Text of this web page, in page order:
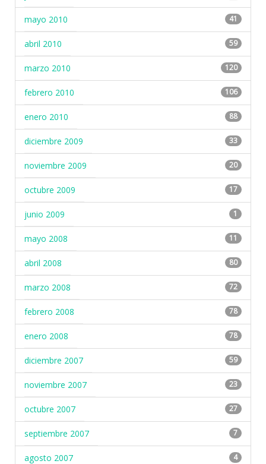
mayo 2010 41
abril 2010 59
marzo 2010 120
febrero 2010 106
enero 2010 88
diciembre 2009 33
noviembre 2009 20
octubre 2009 17
junio 2009 1
mayo 2008 11
abril 2008 80
marzo 2008 72
febrero 2008 78
enero 2008 78
diciembre 2007 59
noviembre 2007 23
octubre 2007 27
septiembre 2007 7
agosto 2007 4